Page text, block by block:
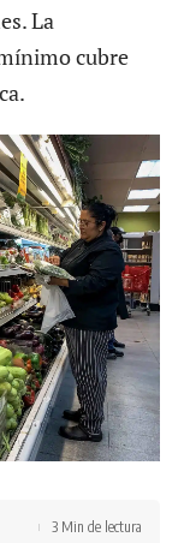
La
cubre
3 Min de lectura